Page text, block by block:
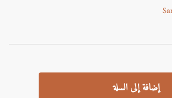
إضافة إلى السلة